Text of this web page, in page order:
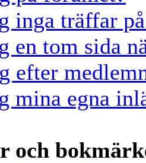
inga träffar
en tom sida
efter
mina egna
och